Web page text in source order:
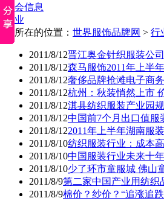
展会信息
企业
您所在的位置： 世界服饰品牌网 > 行
2011/8/12晋江奥金针织服装公
2011/8/12森马服饰2011年上半
2011/8/12奢侈品牌抢滩电子商
2011/8/12杭州：秋装悄然上市
2011/8/12淇县纺织服装产业园
2011/8/12中国前7个月出口值服
2011/8/122011年上半年湖南服
2011/8/10纺织服装行业：成本
2011/8/10中国服装行业未来十
2011/8/10少了环市童服城 佛山
2011/8/9第二家中国产业用纺织
2011/8/9棉价？纱价？“追涨追